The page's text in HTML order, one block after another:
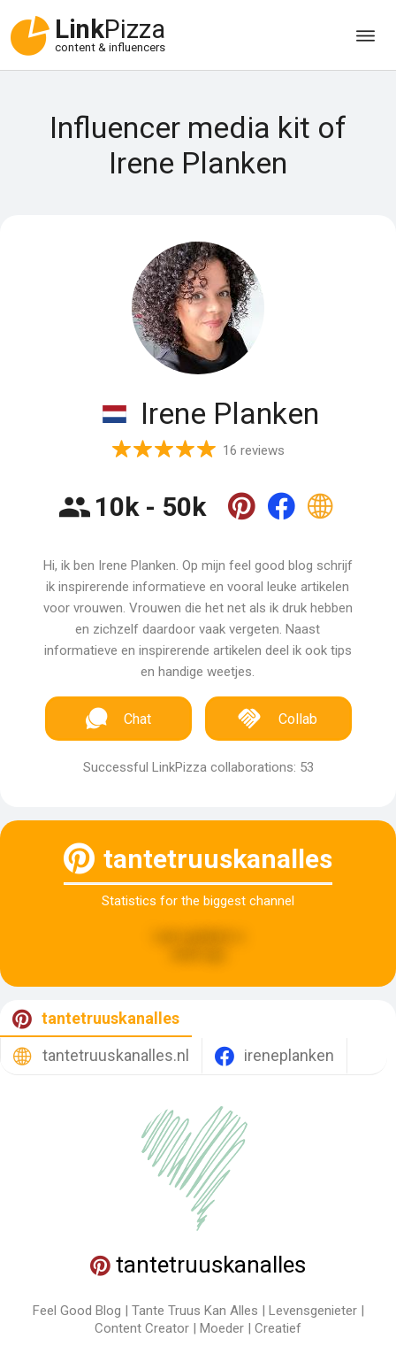
LinkPizza
content & influencers
Influencer media kit of
Irene Planken
Irene Planken
16 reviews
10k - 50k
Hi, ik ben Irene Planken. Op mijn feel good blog schrijf
ik inspirerende informatieve en vooral leuke artikelen
voor vrouwen. Vrouwen die het net als ik druk hebben
en zichzelf daardoor vaak vergeten. Naast
informatieve en inspirerende artikelen deel ik ook tips
en handige weetjes.
Chat Collab
Successful LinkPizza collaborations: 53
tantetruuskanalles
Statistics for the biggest channel
tantetruuskanalles
tantetruuskanalles.nl
ireneplanken
tantetruuskanalles
Feel Good Blog | Tante Truus Kan Alles | Levensgenieter |
Content Creator | Moeder | Creatief